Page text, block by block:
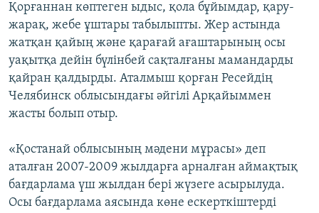
Қорғаннан көптеген ыдыс, қола бұйымдар, қару-
жарақ, жебе ұштары табылыпты. Жер астында
жатқан қайың және қарағай ағаштарының осы
уақытқа дейін бүлінбей сақталғаны мамандарды
қайран қалдырды. Аталмыш қорған Ресейдің
Челябинск облысындағы әйгілі Арқайыммен
жасты болып отыр.
«Қостанай облысының мәдени мұрасы» деп
аталған 2007-2009 жылдарға арналған аймақтық
бағдарлама үш жылдан бері жүзеге асырылуда.
Осы бағдарлама аясында көне ескерткіштерді